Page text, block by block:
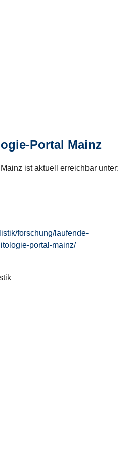
Portal Mainz
ist aktuell erreichbar unter:
forschung/laufende-
portal-mainz/